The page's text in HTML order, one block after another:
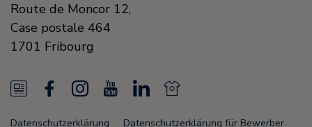
Route de Moncor 12,
Case postale 464
1701 Fribourg
N
e
a
I
o
L
N
Datenschutzerklärung Datenschutzerklärung für Bewerber